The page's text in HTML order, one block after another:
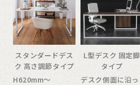
スタンダードデス
ク 高さ調節タイプ
H620mm〜
L型デスク 固定脚
タイプ
デスク側面に沿っ